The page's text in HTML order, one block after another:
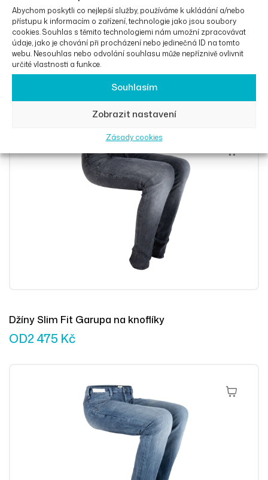
Abychom poskytli co nejlepší služby, používáme k ukládání a/nebo
přístupu k informacím o zařízení, technologie jako jsou soubory
cookies. Souhlas s těmito technologiemi nám umožní zpracovávat
údaje, jako je chování při procházení nebo jedinečná ID na tomto
webu. Nesouhlas nebo odvolání souhlasu může nepříznivě ovlivnit
určité vlastnosti a funkce.
Souhlasím
Zobrazit nastavení
Zásady cookies
Džíny Slim Fit Malibu na knoflíky
OD2 475Kč
Džíny Slim Fit Garupa na knoflíky
OD2 475 Kč
Výběr